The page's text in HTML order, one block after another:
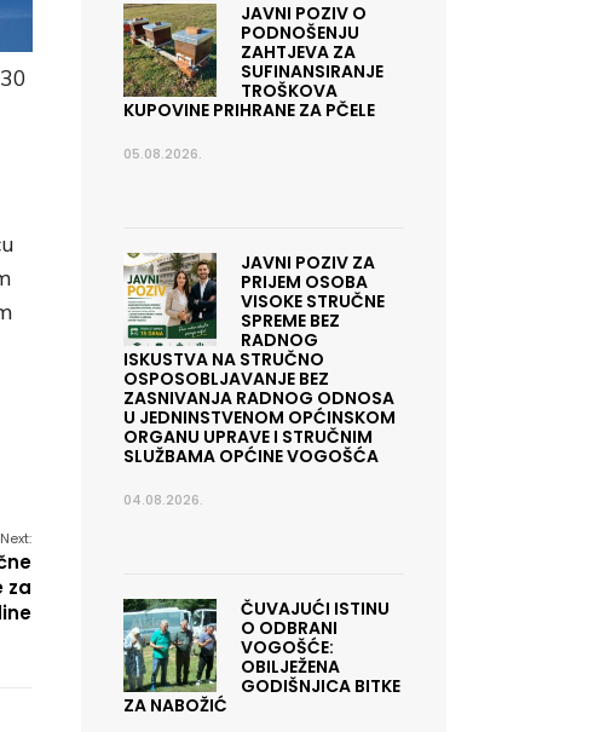
Next:
za
JAVNI POZIV O
PODNOŠENJU
ZAHTJEVA ZA
SUFINANSIRANJE
TROŠKOVA
KUPOVINE PRIHRANE ZA PČELE
05.08.2026.
JAVNI POZIV ZA
PRIJEM OSOBA
VISOKE STRUČNE
SPREME BEZ
RADNOG
ISKUSTVA NA STRUČNO
OSPOSOBLJAVANJE BEZ
ZASNIVANJA RADNOG ODNOSA
U JEDNINSTVENOM OPĆINSKOM
ORGANU UPRAVE I STRUČNIM
SLUŽBAMA OPĆINE VOGOŠĆA
04.08.2026.
ČUVAJUĆI ISTINU
O ODBRANI
VOGOŠĆE:
OBILJEŽENA
GODIŠNJICA BITKE
ZA NABOŽIĆ